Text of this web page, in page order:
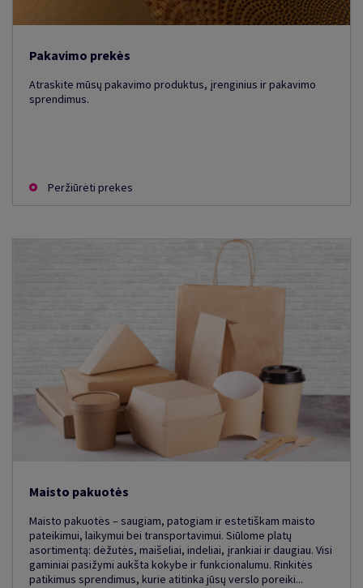
Pakavimo prekės
Atraskite mūsų pakavimo produktus, įrenginius ir pakavimo
sprendimus.
Peržiūrėti prekes
Maisto pakuotės
Maisto pakuotės – saugiam, patogiam ir estetiškam maisto
pateikimui, laikymui bei transportavimui. Siūlome platų
asortimentą: dėžutės, maišeliai, indeliai, įrankiai ir daugiau. Visi
gaminiai pasižymi aukšta kokybe ir funkcionalumu. Rinkitės
patikimus sprendimus, kurie atitinka jūsų verslo poreiki...